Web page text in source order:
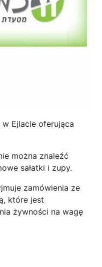
Ejlacie oferująca
można znaleźć
sałatki i zupy.
zamówienia ze
które jest
żywności na wagę